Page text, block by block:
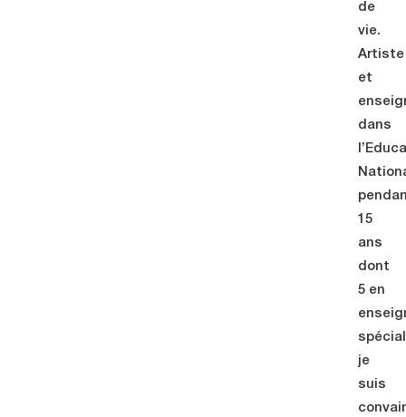
de
vie. ​
Artiste
et
dans
15
ans
dont
5 en
je
suis